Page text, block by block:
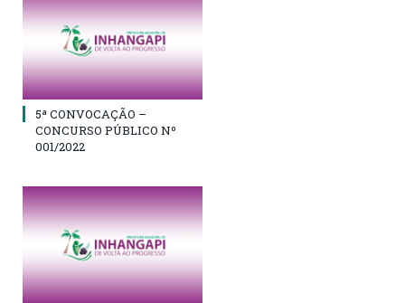
5ª CONVOCAÇÃO –
CONCURSO PÚBLICO Nº
001/2022